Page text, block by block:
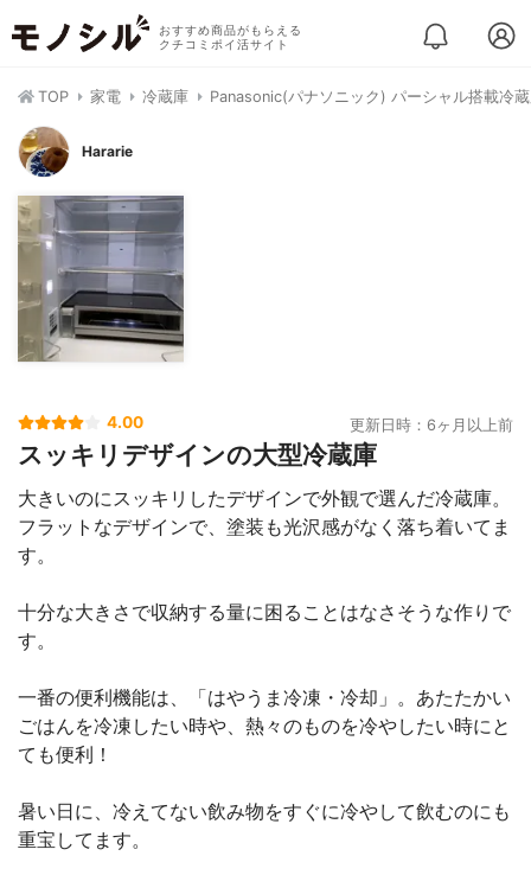
おすすめ商品がもらえる
クチコミポイ活サイト
TOP 家電 冷蔵庫 Panasonic(パナソニック) パーシャル搭載冷
Hararie
4.00 更新日時：6ヶ月以上前
スッキリデザインの大型冷蔵庫
大きいのにスッキリしたデザインで外観で選んだ冷蔵庫。
フラットなデザインで、塗装も光沢感がなく落ち着いてま
す。
十分な大きさで収納する量に困ることはなさそうな作りで
す。
一番の便利機能は、「はやうま冷凍・冷却」。あたたかい
ごはんを冷凍したい時や、熱々のものを冷やしたい時にと
ても便利！
暑い日に、冷えてない飲み物をすぐに冷やして飲むのにも
重宝してます。